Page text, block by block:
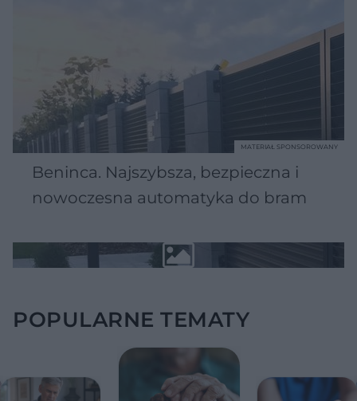
Beninca. Najszybsza, bezpieczna i
nowoczesna automatyka do bram
MATERIAŁ SPONSOROWANY
POPULARNE TEMATY